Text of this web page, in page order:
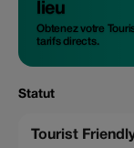
lieu
Obtenez votre
tarifs directs.
Statut
Tourist